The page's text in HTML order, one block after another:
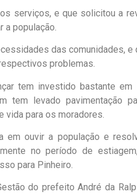
serviços, e que solicitou a
a população.
das comunidades, e
problemas.
tem investido bastante em
tem levado pavimentação
vida para os moradores.
ouvir a população e
no período de
para Pinheiro.
do prefeito André da